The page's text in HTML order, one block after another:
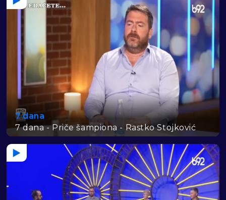
7 dana
7 dana - Priče šampiona - Rastko Stojković